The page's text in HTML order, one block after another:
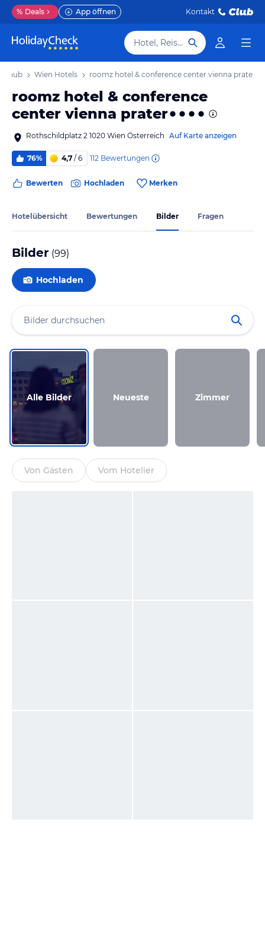
% Deals App öffnen Kontakt
Hotel, Reiseziel
Wien Hotels roomz hotel & conference center vienna prater
roomz hotel & conference
center vienna prater
Rothschildplatz 2 1020 Wien Österreich Auf Karte anzeigen
76% 4,7 / 6 112 Bewertungen
Bewerten Hochladen Merken
Hotelübersicht Bewertungen Bilder Fragen
Bilder (99)
Hochladen
Alle Bilder Neueste Zimmer
Von Gästen Vom Hotelier